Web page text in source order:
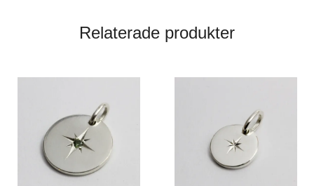
Relaterade produkter